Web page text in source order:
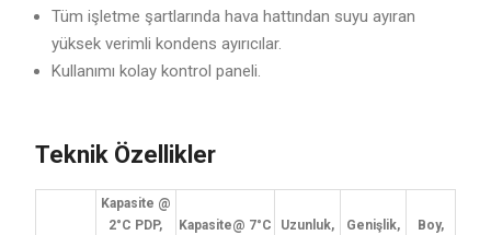
Tüm işletme şartlarında hava hattından suyu ayıran
yüksek verimli kondens ayırıcılar.
Kullanımı kolay kontrol paneli.
Teknik Özellikler
Kapasite @
2°C PDP,
Kapasite@ 7°C
Uzunluk,
Genişlik,
Boy,